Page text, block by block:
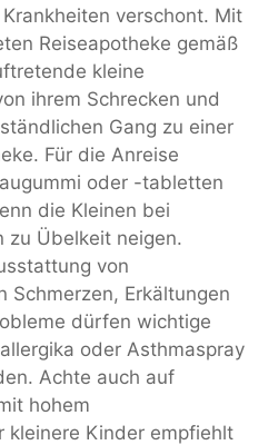
verschont. Mit
Reiseapotheke gemäß
kleine
ihrem Schrecken und
Gang zu einer
Für die Anreise
oder -tabletten
die Kleinen bei
zu Übelkeit neigen.
von
Schmerzen, Erkältungen
dürfen wichtige
oder Asthmaspray
Achte auch auf
hohem
kleinere Kinder empfiehlt